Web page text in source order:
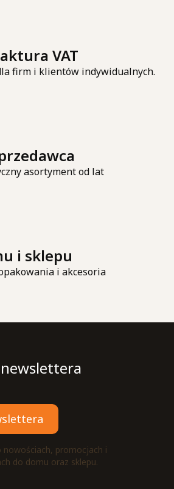
VAT
firm i klientów indywidualnych.
asortyment od lat
i sklepu
i akcesoria
promocjach i
do domu oraz sklepu.